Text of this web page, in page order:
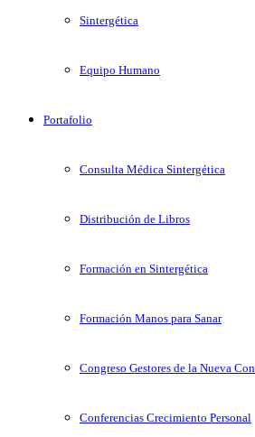
Sintergética
Equipo Humano
Portafolio
Consulta Médica Sintergética
Distribución de Libros
Formación en Sintergética
Formación Manos para Sanar
Congreso Gestores de la Nueva
Conferencias Crecimiento Personal